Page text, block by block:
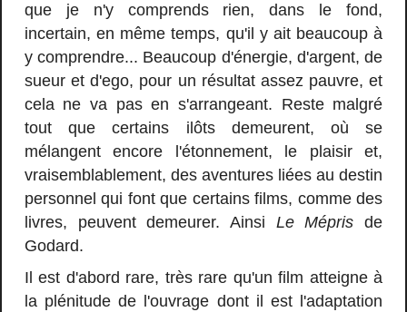
que je n'y comprends rien, dans le fond,
incertain, en même temps, qu'il y ait beaucoup à
y comprendre... Beaucoup d'énergie, d'argent, de
sueur et d'ego, pour un résultat assez pauvre, et
cela ne va pas en s'arrangeant. Reste malgré
tout que certains ilôts demeurent, où se
mélangent encore l'étonnement, le plaisir et,
vraisemblablement, des aventures liées au destin
personnel qui font que certains films, comme des
livres, peuvent demeurer. Ainsi Le Mépris de
Godard.
Il est d'abord rare, très rare qu'un film atteigne à
la plénitude de l'ouvrage dont il est l'adaptation